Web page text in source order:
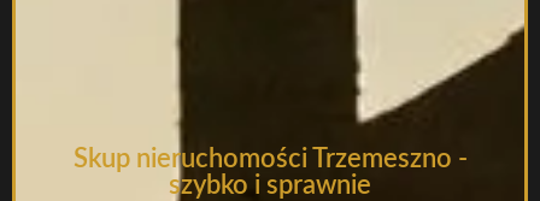
Skup nieruchomości Trzemeszno -
szybko i sprawnie